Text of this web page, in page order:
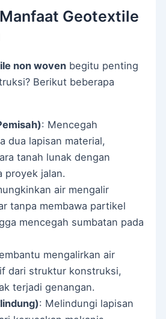
Geotextile
non woven begitu penting
Berikut beberapa
: Mencegah
dua lapisan material,
tanah lunak dengan
proyek jalan.
air mengalir
tanpa membawa partikel
mencegah sumbatan pada
mengalirkan air
dari struktur konstruksi,
terjadi genangan.
: Melindungi lapisan